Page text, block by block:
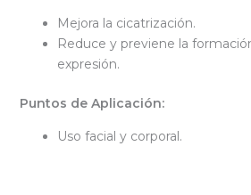
Mejora la cicatrización.
Reduce y previene la
expresión.
Puntos de Aplicación:
Uso facial y corporal.